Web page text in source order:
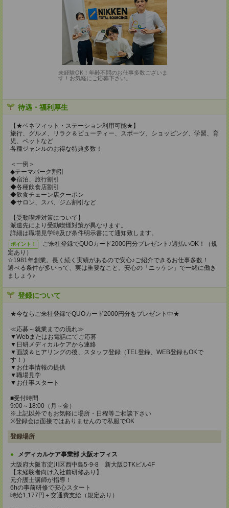
未経験OK！年齢不問のお仕事多数ございま
す！お気軽にご応募下さい。
待遇・福利厚生
【★ベネフィット・ステーション利用可能★】
旅行、グルメ、リラク＆ビューティー、スポーツ、ショッピング、学習、育
児、ペットなど
各種ジャンルのお得な特典多数！
＜一例＞
◆テーマパーク割引
◆宿泊、旅行割引
◆各種飲食店割引
◆飲食チェーン店クーポン
◆サロン、スパ、ジム割引など
【受動喫煙対策について】
派遣先により受動喫煙対策が異なります。
詳細は職場見学時及び条件明示書にて通知致します。
ポイント！
ご来社登録でQUOカード2000円分プレゼント♪週払いOK！（規
定あり）
☆1981年創業。長く続く実績があるので安心♪ご紹介できるお仕事多数！
選べる条件が多いって、実は重要なこと。安心の「ニッケン」で一緒に働き
ましょう♪
登録について
★今ならご来社登録でQUOカード2000円分をプレゼント中★
≪応募～就業までの流れ≫
▼Webまたはお電話にてご応募
▼日研メディカルケアから連絡
▼面談＆ヒアリングの後、スタッフ登録（TEL登録、WEB登録もOKで
す！）
▼お仕事情報の提供
▼職場見学
▼お仕事スタート
■受付時間
9:00～18:00（月～金）
※上記以外でもお気軽に場所・日程等ご相談下さい
※登録会は面接ではありませんので私服でOK
登録場所
メディカルケア事業部 大阪オフィス
大阪府大阪市淀川区西中島5-9-8 新大阪DTKビル4F
【未経験者向け入社前研修あり】
元介護士講師が指導！
6hの事前研修で安心スタート
時給1,177円＋交通費支給（規定あり）